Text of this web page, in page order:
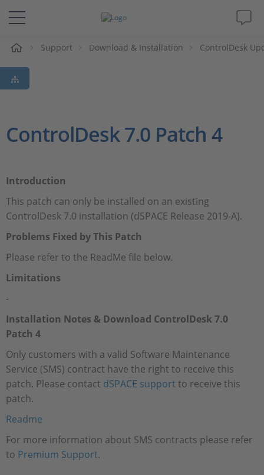
Solutions & Produits
Support
Carrières
Support Download & Installation ControlDesk
ControlDesk 7.0 Patch 4
Introduction
This patch can only be installed on an existing
ControlDesk 7.0 installation (dSPACE Release 2019-A).
Problems Fixed by This Patch
Please refer to the ReadMe file below.
Limitations
-
Installation Notes & Download ControlDesk 7.0
Patch 4
Only customers with a valid Software Maintenance
Service (SMS) contract have the right to receive this
patch. Please contact dSPACE support to receive this
patch.
Readme
For more information about SMS contracts please refer
to Premium Support.